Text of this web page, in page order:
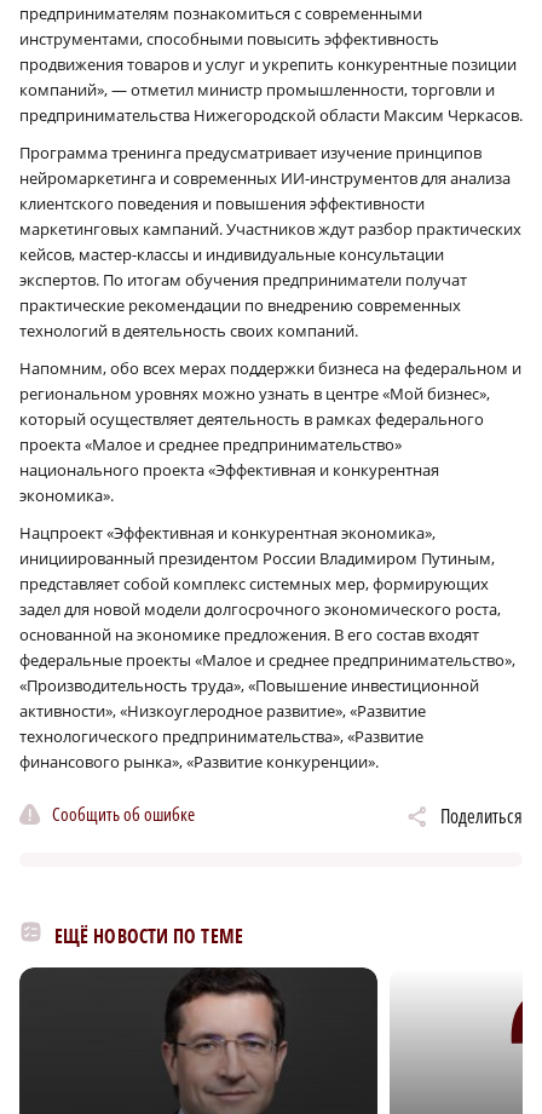
предпринимателям познакомиться с современными
инструментами, способными повысить эффективность
продвижения товаров и услуг и укрепить конкурентные позиции
компаний», — отметил министр промышленности, торговли и
предпринимательства Нижегородской области Максим Черкасов.
Программа тренинга предусматривает изучение принципов
нейромаркетинга и современных ИИ-инструментов для анализа
клиентского поведения и повышения эффективности
маркетинговых кампаний. Участников ждут разбор практических
кейсов, мастер-классы и индивидуальные консультации
экспертов. По итогам обучения предприниматели получат
практические рекомендации по внедрению современных
технологий в деятельность своих компаний.
Напомним, обо всех мерах поддержки бизнеса на федеральном и
региональном уровнях можно узнать в центре «Мой бизнес»,
который осуществляет деятельность в рамках федерального
проекта «Малое и среднее предпринимательство»
национального проекта «Эффективная и конкурентная
экономика».
Нацпроект «Эффективная и конкурентная экономика»,
инициированный президентом России Владимиром Путиным,
представляет собой комплекс системных мер, формирующих
задел для новой модели долгосрочного экономического роста,
основанной на экономике предложения. В его состав входят
федеральные проекты «Малое и среднее предпринимательство»,
«Производительность труда», «Повышение инвестиционной
активности», «Низкоуглеродное развитие», «Развитие
технологического предпринимательства», «Развитие
финансового рынка», «Развитие конкуренции».
Сообщить об ошибке Поделиться
ЕЩЁ НОВОСТИ ПО ТЕМЕ